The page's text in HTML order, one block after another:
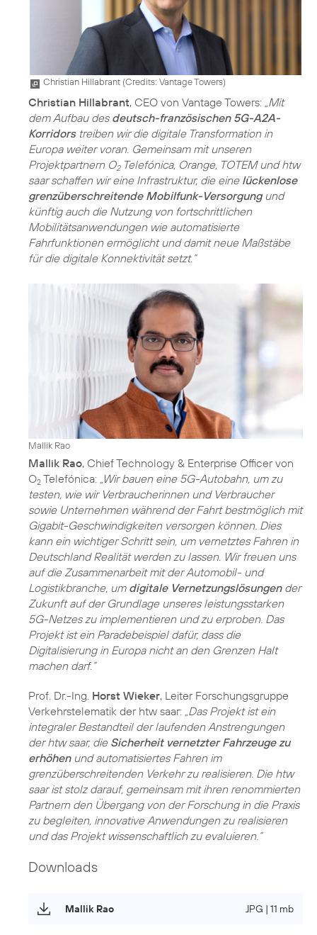
Christian Hillabrant (Credits: Vantage Towers)
Christian Hillabrant, CEO von Vantage Towers: „Mit
dem Aufbau des deutsch-französischen 5G-A2A-
Korridorstreiben wir die digitale Transformation in
Europa weiter voran. Gemeinsam mit unseren
Projektpartnern O2Telefónica, Orange, TOTEM und htw
saar schaffen wir eine Infrastruktur, die eine lückenlose
grenzüberschreitende Mobilfunk-Versorgungund
künftig auch die Nutzung von fortschrittlichen
Mobilitätsanwendungen wie automatisierte
Fahrfunktionen ermöglicht und damit neue Maßstäbe
für die digitale Konnektivität setzt.“
Mallik Rao
Mallik Rao, Chief Technology & Enterprise Officer von
O2 Telefónica: „Wir bauen eine 5G-Autobahn, um zu
testen, wie wir Verbraucherinnen und Verbraucher
sowie Unternehmen während der Fahrt bestmöglich mit
Gigabit-Geschwindigkeiten versorgen können. Dies
kann ein wichtiger Schritt sein, um vernetztes Fahren in
Deutschland Realität werden zu lassen. Wir freuen uns
auf die Zusammenarbeit mit der Automobil- und
Logistikbranche, um digitale Vernetzungslösungender
Zukunft auf der Grundlage unseres leistungsstarken
5G-Netzes zu implementieren und zu erproben. Das
Projekt ist ein Paradebeispiel dafür, dass die
Digitalisierung in Europa nicht an den Grenzen Halt
machen darf.“
Prof. Dr.-Ing. Horst Wieker, Leiter Forschungsgruppe
Verkehrstelematik der htw saar: „Das Projekt ist ein
integraler Bestandteil der laufenden Anstrengungen
der htw saar, die Sicherheit vernetzter Fahrzeuge zu
erhöhenund automatisiertes Fahren im
grenzüberschreitenden Verkehr zu realisieren. Die htw
saar ist stolz darauf, gemeinsam mit ihren renommierten
Partnern den Übergang von der Forschung in die Praxis
zu begleiten, innovative Anwendungen zu realisieren
und das Projekt wissenschaftlich zu evaluieren.“
Downloads
Mallik Rao JPG | 11 mb